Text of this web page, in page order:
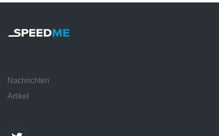
Nachrichten
Artikel